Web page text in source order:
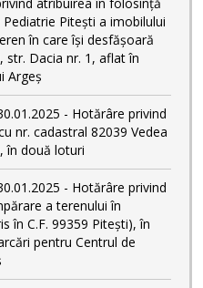
Pitești a imobilului
în care își desfășoară
Dacia nr. 1, aflat în
Argeș
- Hotărâre privind
nr. cadastral 82039 Vedea
în două loturi
- Hotărâre privind
a terenului în
în C.F. 99359 Pitești), în
pentru Centrul de